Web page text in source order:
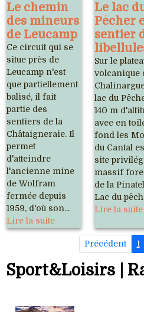
Le chemin
des mineurs
de Leucamp
Ce circuit qui se
situe près de
Leucamp n'est
que partiellement
balisé, il fait
partie des
sentiers de la
Châtaigneraie. Il
permet
d'atteindre
l'ancienne mine
de Wolfram
fermée depuis
1959, d'où son...
Lire la suite
Le lac
Pêcher
sentier
Sur le
volcanique
lac du
140 m
avec en
fond les
du Cantal
site
massif
de la
Lac du
Lire la suite
Précédent 1
Sport&Loisirs |